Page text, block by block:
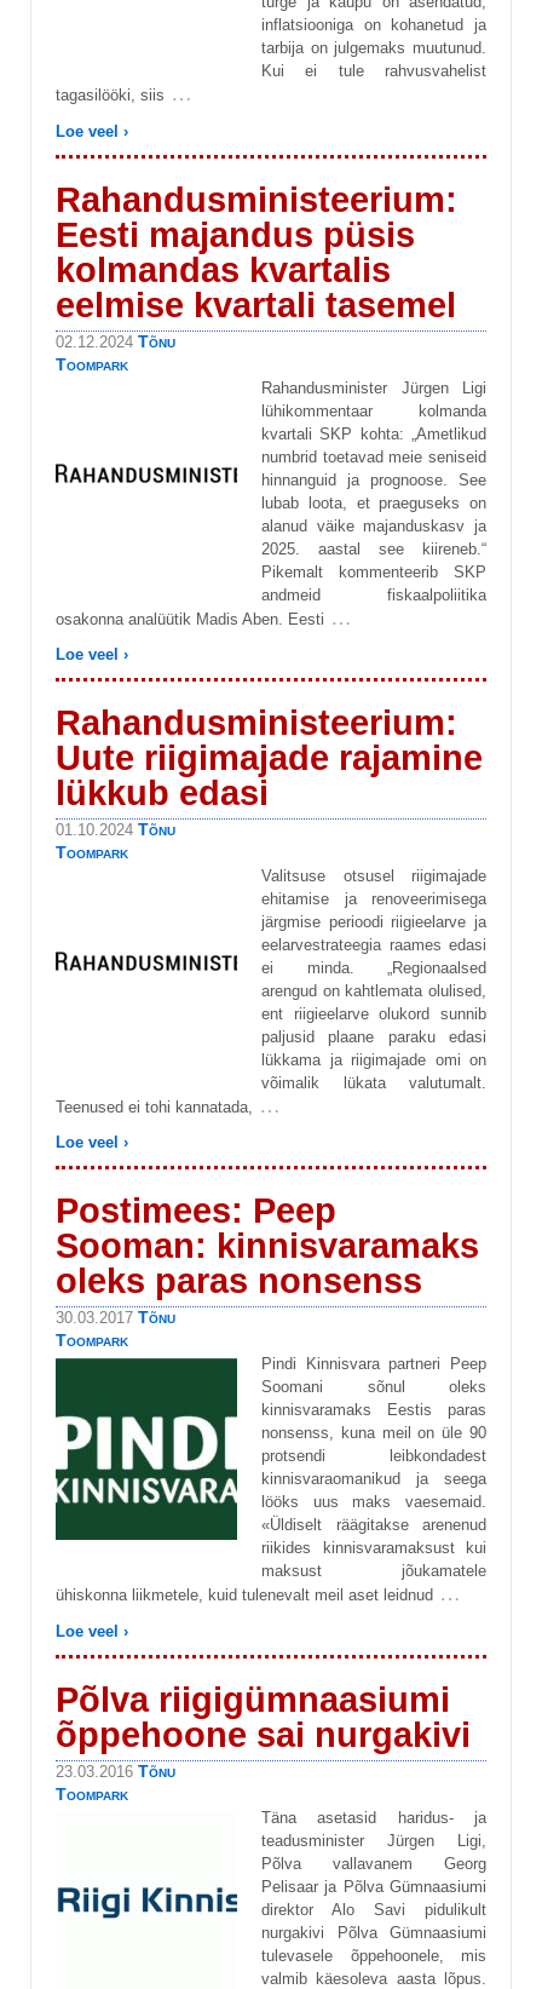
inflatsiooniga on kohanetud ja
tarbija on julgemaks muutunud.
Kui ei tule rahvusvahelist
tagasilööki, siis …
Loe veel ›
Rahandusministeerium:
Eesti majandus püsis
kolmandas kvartalis
eelmise kvartali tasemel
02.12.2024 Tõnu
Toompark
Rahandusminister Jürgen Ligi
lühikommentaar kolmanda
kvartali SKP kohta: „Ametlikud
numbrid toetavad meie seniseid
hinnanguid ja prognoose. See
lubab loota, et praeguseks on
alanud väike majanduskasv ja
2025. aastal see kiireneb.“
Pikemalt kommenteerib SKP
andmeid fiskaalpoliitika
osakonna analüütik Madis Aben. Eesti …
Loe veel ›
Rahandusministeerium:
Uute riigimajade rajamine
lükkub edasi
01.10.2024 Tõnu
Toompark
Valitsuse otsusel riigimajade
ehitamise ja renoveerimisega
järgmise perioodi riigieelarve ja
eelarvestrateegia raames edasi
ei minda. „Regionaalsed
arengud on kahtlemata olulised,
ent riigieelarve olukord sunnib
paljusid plaane paraku edasi
lükkama ja riigimajade omi on
võimalik lükata valutumalt.
Teenused ei tohi kannatada,
…
Loe veel ›
Postimees: Peep
Sooman: kinnisvaramaks
oleks paras nonsenss
30.03.2017 Tõnu
Toompark
Pindi Kinnisvara partneri Peep
Soomani sõnul oleks
kinnisvaramaks Eestis paras
nonsenss, kuna meil on üle 90
protsendi leibkondadest
kinnisvaraomanikud ja seega
lööks uus maks vaesemaid.
«Üldiselt räägitakse arenenud
riikides kinnisvaramaksust kui
maksust jõukamatele
ühiskonna liikmetele, kuid tulenevalt meil aset leidnud …
Loe veel ›
Põlva riigigümnaasiumi
õppehoone sai nurgakivi
23.03.2016 Tõnu
Toompark
Täna asetasid haridus- ja
teadusminister Jürgen Ligi,
Põlva vallavanem Georg
Pelisaar ja Põlva Gümnaasiumi
direktor Alo Savi pidulikult
nurgakivi Põlva Gümnaasiumi
tulevasele õppehoonele, mis
valmib käesoleva aasta lõpus.